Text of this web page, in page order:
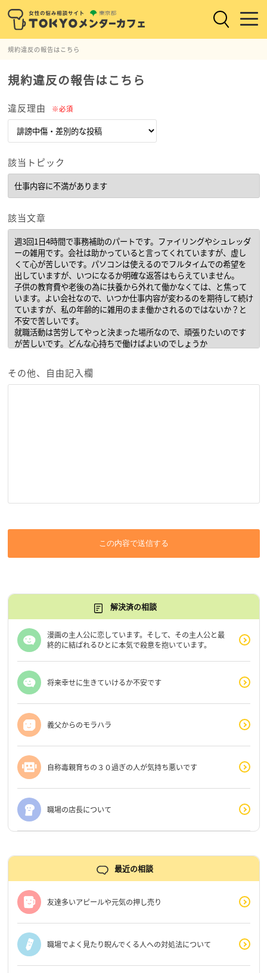
規約違反の報告はこちら
規約違反の報告はこちら
違反理由 ※必須
該当トピック
該当文章
その他、自由記入欄
この内容で送信する
解決済の相談
漫画の主人公に恋しています。そして、その主人公と最
終的に結ばれるひとに本気で殺意を抱いています。
将来幸せに生きていけるか不安です
義父からのモラハラ
自称毒親育ちの３０過ぎの人が気持ち悪いです
職場の店長について
最近の相談
友達多いアピールや元気の押し売り
職場でよく見たり睨んでくる人への対処法について